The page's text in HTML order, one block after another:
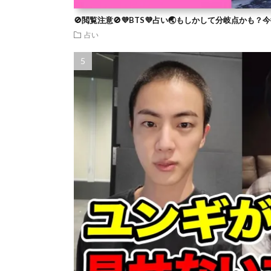
🚫閲覧注意🚫💜BTS💜占い🌏もしかして分岐点かも？
占い